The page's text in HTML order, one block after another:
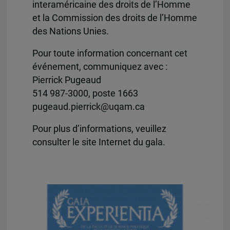
interaméricaine des droits de l’Homme
et la Commission des droits de l’Homme
des Nations Unies.
Pour toute information concernant cet
événement, communiquez avec :
Pierrick Pugeaud
514 987-3000, poste 1663
pugeaud.pierrick@uqam.ca
Pour plus d’informations, veuillez
consulter le site Internet du gala.